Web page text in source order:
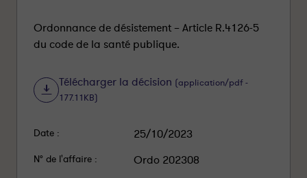
Ordonnance de désistement – Article R.4126-5
du code de la santé publique.
Télécharger la décision (application/pdf -
177.11KB)
Date : 25/10/2023
N° de l'affaire : Ordo 202308